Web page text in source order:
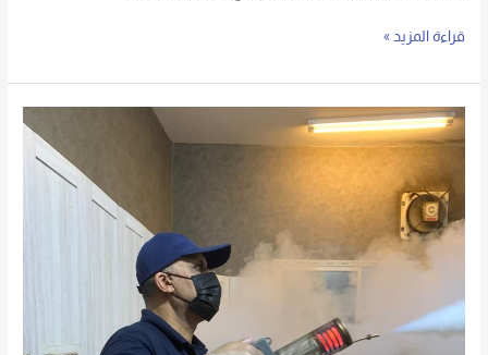
قراءة المزيد »
شركة
مكافحة
بالرياض
باستخدام
المبيدات